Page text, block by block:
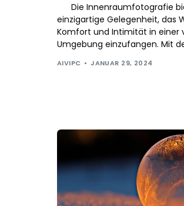
Die Innenraumfotografie
einzigartige Gelegenheit, das
Komfort und Intimität in einer
Umgebung einzufangen. Mit
AIVIPC JANUAR 29, 2024